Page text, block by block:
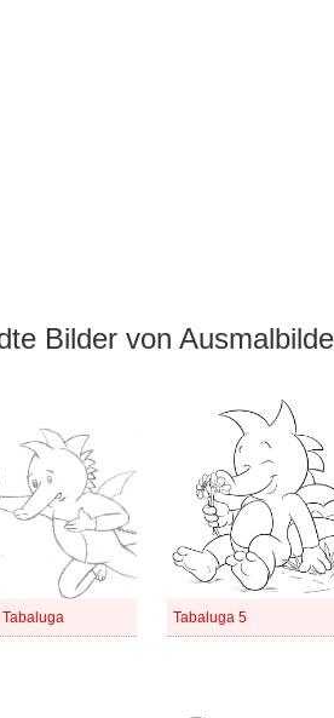
Bilder von
Tabaluga 5